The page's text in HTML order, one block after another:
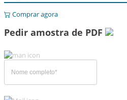
Comprar agora
Pedir amostra de PDF